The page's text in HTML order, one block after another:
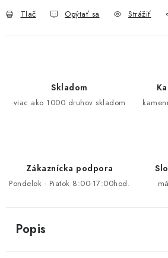
Tlač Opýtať sa Strážiť
Skladom
viac ako 1000 druhov skladom
Zákaznícka podpora
Pondelok - Piatok 8:00-17:00hod.
Popis